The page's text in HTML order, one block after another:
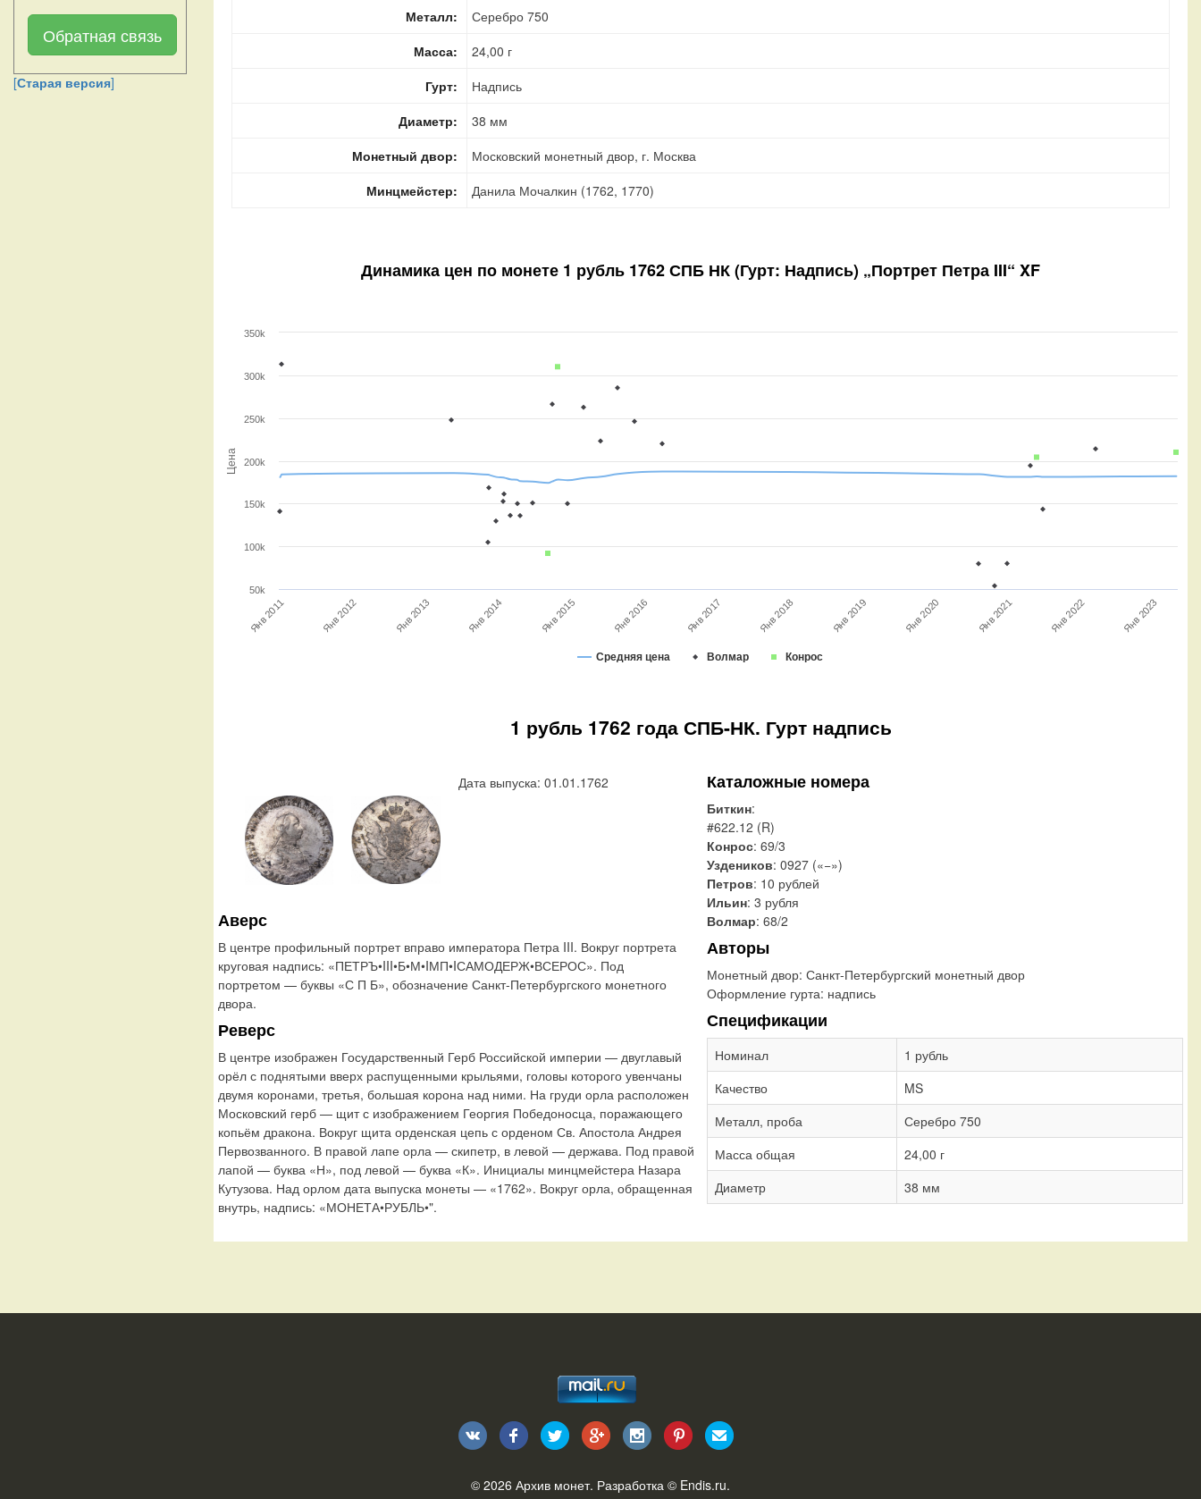
Обратная связь
[Старая версия]
Металл:
Серебро 750
Масса:
24,00 г
Гурт:
Надпись
Диаметр:
38 мм
Монетный двор:
Московский монетный двор, г. Москва
Минцмейстер:
Данила Мочалкин (1762, 1770)
Динамика цен по монете 1 рубль 1762 СПБ НК (Гурт: Надпись) „Портрет Петра III“ XF
Цена
Средняя цена Волмар Конрос
Янв 2011 Янв 2012 Янв 2013 Янв 2014 Янв 2015 Янв 2016 Янв 2017 Янв 2018 Янв 2019 Янв 2020 Янв 2021 Янв 2022 Янв 2023
50k
100k
150k
200k
250k
300k
350k
1 рубль 1762 года СПБ-НК. Гурт надпись
Дата выпуска: 01.01.1762
Аверс
В центре профильный портрет вправо императора Петра III. Вокруг портрета
круговая надпись: «ПЕТРЪ•III•Б•М•IМП•IСАМОДЕРЖ•ВСЕРОС». Под
портретом — буквы «С П Б», обозначение Санкт-Петербургского монетного
двора.
Реверс
В центре изображен Государственный Герб Российской империи — двуглавый
орёл с поднятыми вверх распущенными крыльями, головы которого увенчаны
двумя коронами, третья, большая корона над ними. На груди орла расположен
Московский герб — щит с изображением Георгия Победоносца, поражающего
копьём дракона. Вокруг щита орденская цепь с орденом Св. Апостола Андрея
Первозванного. В правой лапе орла — скипетр, в левой — держава. Под правой
лапой — буква «Н», под левой — буква «К». Инициалы минцмейстера Назара
Кутузова. Над орлом дата выпуска монеты — «1762». Вокруг орла, обращенная
внутрь, надпись: «МОНЕТА•РУБЛЬ•".
Каталожные номера
Биткин:
#622.12 (R)
Конрос: 69/3
Уздеников: 0927 («−»)
Петров: 10 рублей
Ильин: 3 рубля
Волмар: 68/2
Авторы
Монетный двор: Санкт-Петербургский монетный двор
Оформление гурта: надпись
Спецификации
Номинал
1 рубль
Качество
MS
Металл, проба
Серебро 750
Масса общая
24,00 г
Диаметр
38 мм
© 2026 Архив монет. Разработка © Endis.ru.